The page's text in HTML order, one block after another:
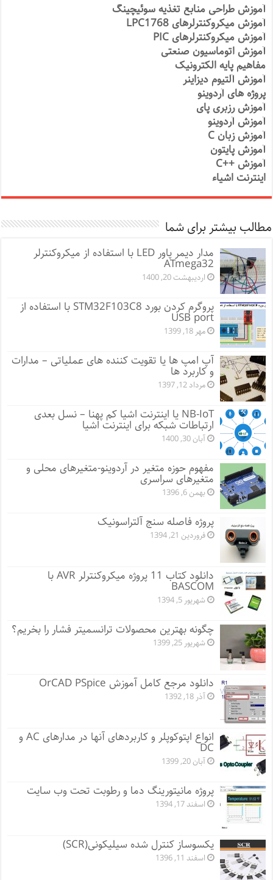
آموزش طراحی منابع تغذیه سوئیچینگ
آموزش میکروکنترلرهای LPC1768
آموزش میکروکنترلرهای PIC
آموزش اتوماسیون صنعتی
مفاهیم پایه الکترونیک
آموزش آلتیوم دیزاینر
پروژه های آردوینو
آموزش رزبری پای
آموزش آردوینو
آموزش زبان C
آموزش پایتون
آموزش ++C
اینترنت اشیاء
مطالب بیشتر برای شما
مدار دیمر پاور LED با استفاده از میکروکنترلر
ATmega32
اردیبهشت 20, 1400
پروگرم کردن بورد STM32F103C8 با استفاده از
USB port
مهر 18, 1399
آپ امپ ها یا تقویت کننده های عملیاتی – مدارات
و کاربرد ها
مرداد 12, 1397
NB-IoT یا اینترنت اشیا کم پهنا – نسل بعدی
ارتباطات شبکه برای اینترنت اشیا
آبان 30, 1400
مفهوم حوزه متغیر در آردوینو-متغیرهای محلی و
متغیرهای سراسری
بهمن 6, 1396
پروژه فاصله سنج آلتراسونیک
فروردین 21, 1394
دانلود کتاب 11 پروژه میکروکنترلر AVR با
BASCOM
شهریور 5, 1394
چگونه بهترین محصولات ترانسمیتر فشار را بخریم؟
شهریور 25, 1399
دانلود مرجع کامل آموزش OrCAD PSpice
آذر 18, 1392
انواع اپتوکوپلر و کاربردهای آنها در مدارهای AC و
DC
آبان 20, 1399
پروژه مانيتورينگ دما و رطوبت تحت وب سایت
اسفند 17, 1394
یکسوساز کنترل شده سیلیکونی(SCR)
اسفند 11, 1396